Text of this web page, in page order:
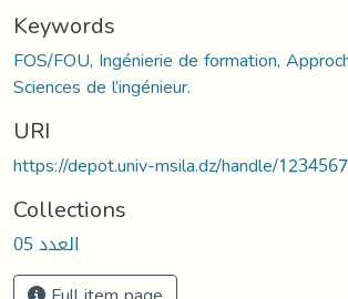
Keywords
FOS/FOU, Ingénierie de formation,
Sciences de l’ingénieur.
URI
https://depot.univ-msila.dz/handle/
Collections
العدد 05